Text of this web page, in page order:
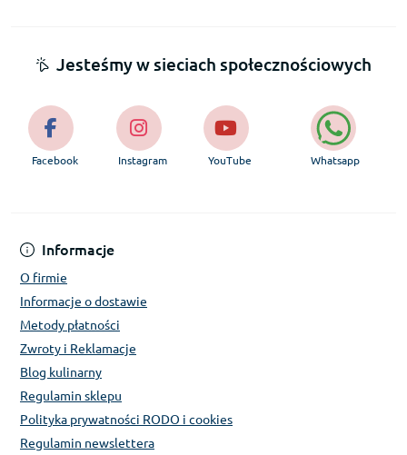
Informacje
O firmie
Informacje o dostawie
Metody płatności
Zwroty i Reklamacje
Blog kulinarny
Regulamin sklepu
Polityka prywatności RODO i cookies
Regulamin newslettera
Jesteśmy w sieciach społecznościowych
Facebook Instagram YouTube Whatsapp